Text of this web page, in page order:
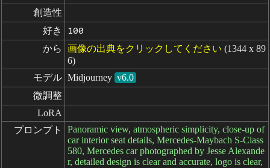
創造性
好き
100
から 画像の出典をクリックしてください (1344 x 89
6)
モデル Midjourney v6.0
微調整
LoRA
プロンプト
Panoramic view, atmospheric simplicity, close-up of
car interior seat details, Mercedes-Maybach S-Class
580, Mercedes car photographed by Jesse Alexande
r, detailed design is clear and accurate, logo is clear,